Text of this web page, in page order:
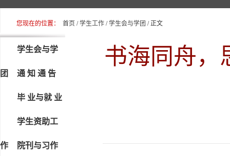
您现在的位置： 首页 /学生工作 /学生会与学团 / 正文
学生会与学
团 通 知 通 告
毕 业与就 业
学生资助工
作 院刊与习作
书海同舟，